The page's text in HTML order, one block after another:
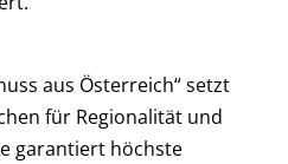
aus Österreich“ setzt
für Regionalität und
garantiert höchste